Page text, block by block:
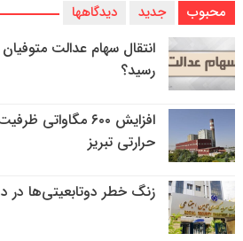
محبوب جدید دیدگاهها
رسید؟
افزایش ۶۰۰
حرارتی تبریز
زنگ خطر دوتابعیتی‌ها در